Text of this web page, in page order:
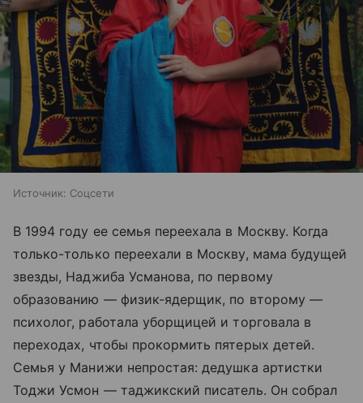
Источник: Соцсети
В 1994 году ее семья переехала в Москву. Когда
только-только переехали в Москву, мама будущей
звезды, Наджиба Усманова, по первому
образованию — физик-ядерщик, по второму —
психолог, работала уборщицей и торговала в
переходах, чтобы прокормить пятерых детей.
Семья у Манижи непростая: дедушка артистки
Тоджи Усмон — таджикский писатель. Он собрал